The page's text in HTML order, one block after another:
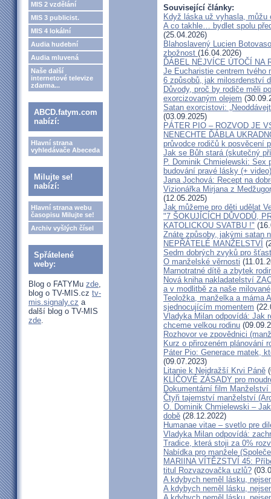
MIS 2 vzdělání
MIS 3 publicist.
MIS 4 lokální
Audia hudební
Audia mluvená
Naše další
internetové televize
zdarma...
ABCD.fatym.com
nabízí:
Hlavní strana
vyhledávače Abeceda
Milujte se!
nabízí:
Hlavní strana webu
časopisu Milujte se!
Archiv vyšlých čísel
Spřátelené
weby:
Blog o FATYMu zde,
blog o TV-MIS.cz tv-
mis.signaly.cz a
další blog o TV-MIS
zde.
Související články:
Když láska už vyhasla, můžu
A co takhle… bydlet spolu
(25.04.2026)
Blahoslavený Lucien
zbožnost (16.04.2026)
ĎÁBEL NEJVÍCE ÚTOČÍ NA
Je Eucharistie centrem tvého
6 způsobů, jak milosrdenství
Důvody, proč by rodiče měli
exorcizovaným olejem
Satan exorcistovi:
(03.09.2025)
PÁTER PIO – ROZVOD JE
NENECHTE ĎÁBLA
průvodce rodičů k posvěcení
Jak se Bůh stará (skutečný
P. Dominik Chmielewski:
budování pravé lásky (+ video)
Jana Jochová: Recept na
Vizionářka Mirjana z
(12.05.2025)
Jak můžeme pro děti udělat
"7 ŠOKUJÍCÍCH DŮVODŮ,
KATOLICKOU SVATBU !"
Znáte způsoby, jakými satan
NEPŘÁTELÉ MANŽELSTVÍ
Sedm dobrých zvyků pro
O manželské věrnosti
Marnotratné dítě a zbytek
Nová kniha nakladatelství
a v modlitbě za naše
Teoložka, manželka a máma
sjednocujícím momentem
Vladyka Milan odpovídá: Jak
chceme velkou rodinu
Rozhovor ve zpovědnici
Kurz o přirozeném plánování
Páter Pio: Generace matek,
(09.07.2023)
Litanie k Nejdražší Krvi Páně
KLÍČOVÉ ZÁSADY pro
Dokumentární film
Čtyři tajemství manželství
O. Dominik Chmielewski –
době (28.12.2022)
Humanae vitae – svetlo pre
Vladyka Milan odpovídá:
Tradice, která stoji za 0%
Nabídka pro manžele
MARIINA VÍTĚZSTVÍ 45:
titul Rozvazovačka uzlů?
A kdybych neměl lásku,
A kdybych neměl lásku,